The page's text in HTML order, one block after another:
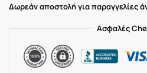
Δωρεάν αποστολή για παραγγελίες
Ασφαλές